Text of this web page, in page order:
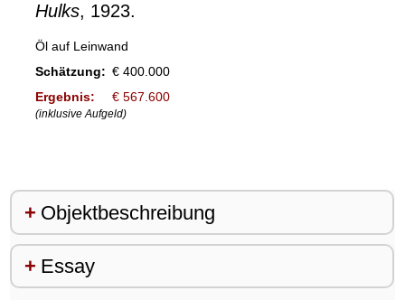
Hulks, 1923.
Öl auf Leinwand
Schätzung: € 400.000
Ergebnis:
€ 567.600
(inklusive Aufgeld)
Objektbeschreibung
Essay